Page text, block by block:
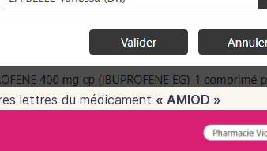
lettres du médicament « AMIOD »